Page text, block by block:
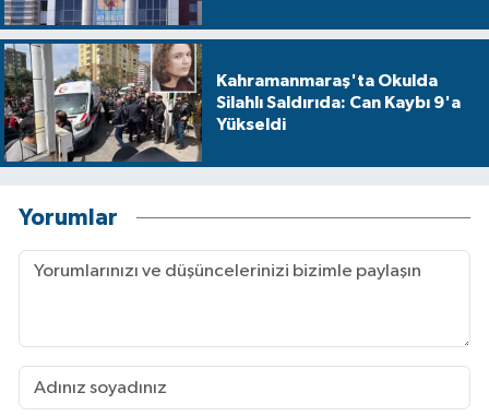
Kahramanmaraş'ta Okulda
Silahlı Saldırıda: Can Kaybı 9'a
Yükseldi
Yorumlar